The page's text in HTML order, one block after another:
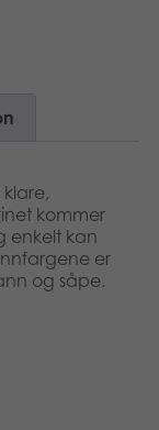
kommer
enkelt kan
er
og såpe.